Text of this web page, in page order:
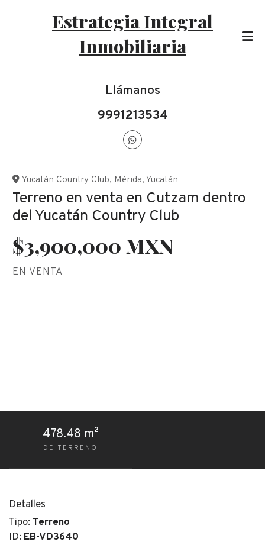
Estrategia Integral
Inmobiliaria
Llámanos
9991213534
Terreno en venta en Cutzam dentro
del Yucatán Country Club
Yucatán Country Club, Mérida,Yucatán
$3,900,000 MXN
EN VENTA
478.48 m²
DE TERRENO
Detalles
Tipo: Terreno
ID: EB-VD3640